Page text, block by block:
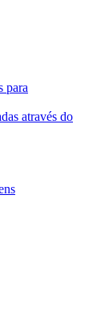
para
através do